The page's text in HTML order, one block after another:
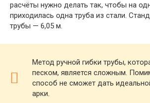
расчёты нужно делать так, чтобы на
приходилась одна труба из стали.
трубы — 6,05 м.
Метод ручной гибки трубы,
песком, является сложным.
способ не сможет дать
арки.